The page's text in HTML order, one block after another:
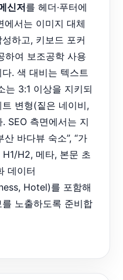
신저를 헤더·푸터에
에서는 이미지 대체
하고, 키보드 포커
하여 보조공학 사용
. 색 대비는 텍스트
는 3:1 이상을 지키되
변형(짙은 네이비,
SEO 측면에서는 지
산 바다뷰 숙소”, “가
H2, 메타, 본문 초
데이터
Hotel)를 포함해
노출하도록 준비합